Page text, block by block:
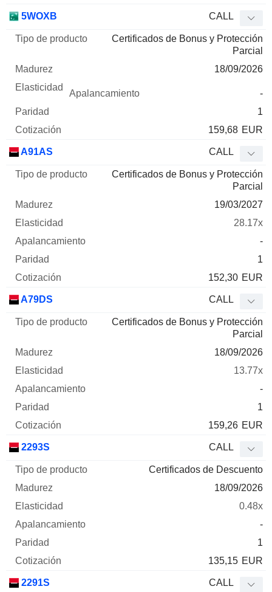
5WOXB CALL
Certificados de Bonus y Protección
Parcial
18/09/2026
-
1
159,68 EUR
A91AS CALL
Certificados de Bonus y Protección
Parcial
19/03/2027
28.17x
-
1
152,30 EUR
A79DS CALL
Certificados de Bonus y Protección
Parcial
18/09/2026
13.77x
-
1
159,26 EUR
2293S CALL
Certificados de Descuento
18/09/2026
0.48x
-
1
135,15 EUR
2291S CALL